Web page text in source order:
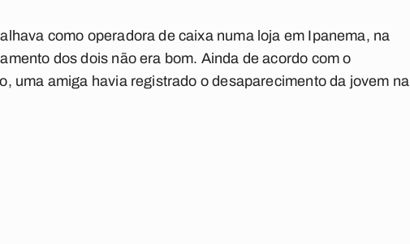
como operadora de caixa numa loja em Ipanema, na
dos dois não era bom. Ainda de acordo com o
uma amiga havia registrado o desaparecimento da jovem na